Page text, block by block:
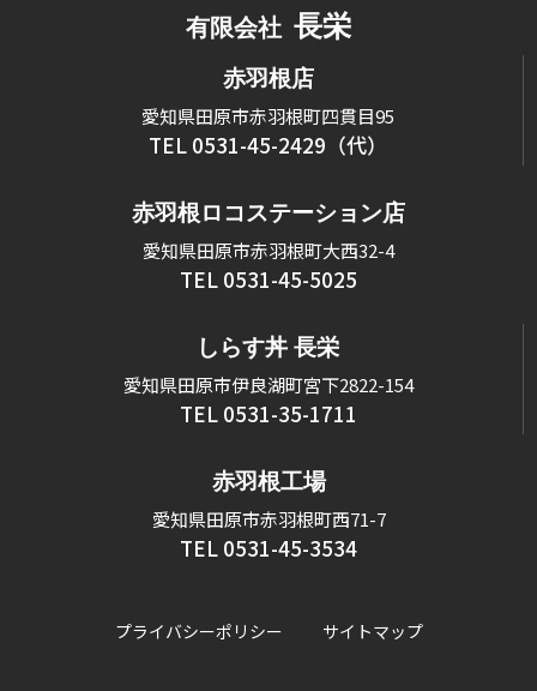
有限会社 長栄
赤羽根店
愛知県田原市赤羽根町四貫目95
TEL 0531-45-2429（代）
赤羽根ロコステーション店
愛知県田原市赤羽根町大西32-4
TEL 0531-45-5025
しらす丼 長栄
愛知県田原市伊良湖町宮下2822-154
TEL 0531-35-1711
赤羽根工場
愛知県田原市赤羽根町西71-7
TEL 0531-45-3534
プライバシーポリシー サイトマップ